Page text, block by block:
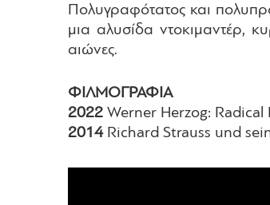
Πολυγραφότατος και
μια αλυσίδα ντοκιμαντέρ,
αιώνες.
ΦΙΛΜΟΓΡΑΦΙΑ
2022Werner Herzog: Radical
2014 Richard Strauss und